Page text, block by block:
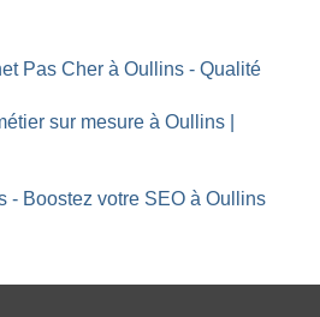
Pas Cher à Oullins - Qualité
sur mesure à Oullins |
- Boostez votre SEO à Oullins